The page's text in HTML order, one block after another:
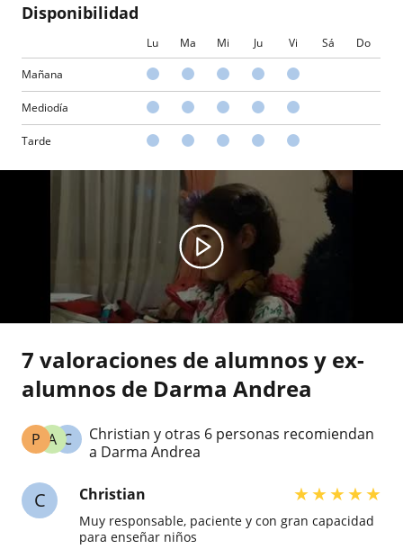
Disponibilidad
Lu Ma Mi Ju Vi Sá Do
Mañana
Mediodía
Tarde
7 valoraciones de alumnos y ex-
alumnos de Darma Andrea
C
A
P
Christian y otras 6 personas recomiendan
a Darma Andrea
C Christian ★★★★★
Muy responsable, paciente y con gran capacidad
para enseñar niños